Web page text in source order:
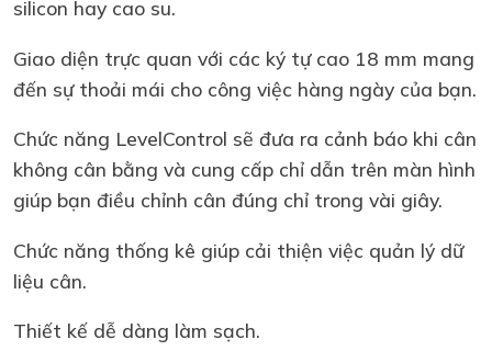
silicon hay cao su.
Giao diện trực quan với các ký tự cao 18 mm mang
đến sự thoải mái cho công việc hàng ngày của bạn.
Chức năng LevelControl sẽ đưa ra cảnh báo khi cân
không cân bằng và cung cấp chỉ dẫn trên màn hình
giúp bạn điều chỉnh cân đúng chỉ trong vài giây.
Chức năng thống kê giúp cải thiện việc quản lý dữ
liệu cân.
Thiết kế dễ dàng làm sạch.